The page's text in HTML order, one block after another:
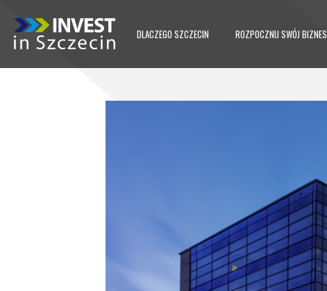
DLACZEGO SZCZECIN ROZPOCZNIJ SWÓJ BIZNES